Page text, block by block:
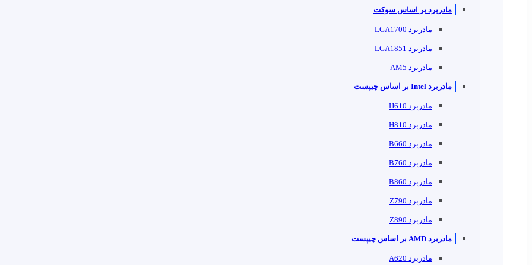
مادربرد بر اساس سوکت
مادربرد LGA1700
مادربرد LGA1851
مادربرد AM5
مادربرد Intel بر اساس چیپست
مادربرد H610
مادربرد H810
مادربرد B660
مادربرد B760
مادربرد B860
مادربرد Z790
مادربرد Z890
مادربرد AMD بر اساس چیپست
مادربرد A620